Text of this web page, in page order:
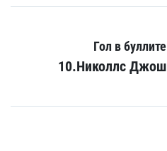
Гол в буллите
10.Николлс Джош